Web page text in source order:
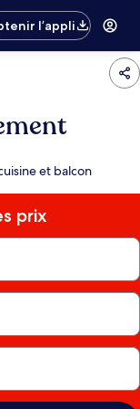
l’appli
et balcon
prix